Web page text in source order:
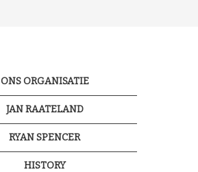
ONS ORGANISATIE
JAN RAATELAND
RYAN SPENCER
HISTORY